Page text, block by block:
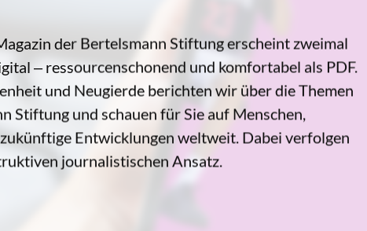
der Bertelsmann Stiftung erscheint zweimal
‒ ressourcenschonend und komfortabel als PDF.
und Neugierde berichten wir über die Themen
Stiftung und schauen für Sie auf Menschen,
Entwicklungen weltweit. Dabei verfolgen
journalistischen Ansatz.